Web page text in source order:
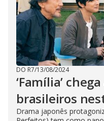
DO R7/13/08/2024
‘Família’
brasileiros
Drama japonês